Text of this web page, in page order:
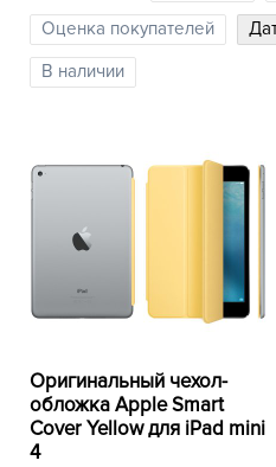
Оценка покупателей
В наличии
Оригинальный чехол-
обложка Apple Smart
Cover Yellow для iPad mini
4